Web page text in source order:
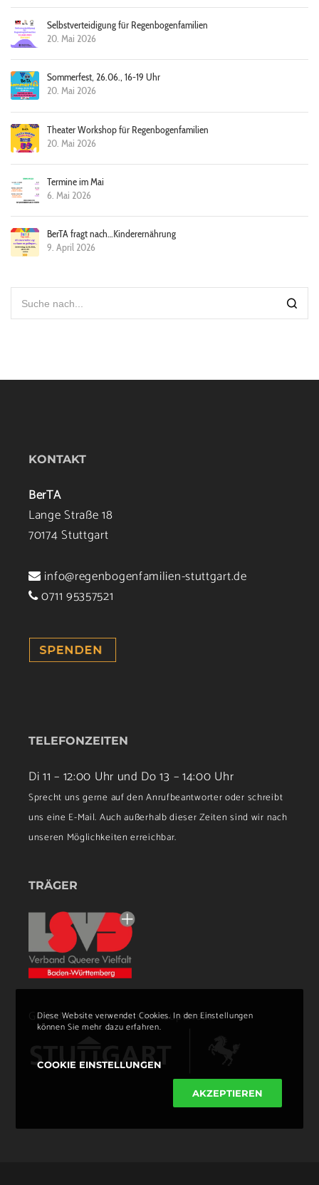
Selbstverteidigung für Regenbogenfamilien
20. Mai 2026
Sommerfest, 26.06., 16-19 Uhr
20. Mai 2026
Theater Workshop für Regenbogenfamilien
20. Mai 2026
Termine im Mai
6. Mai 2026
BerTA fragt nach…Kinderernährung
9. April 2026
KONTAKT
BerTA
Lange Straße 18
70174 Stuttgart
info@regenbogenfamilien-stuttgart.de
0711 95357521
TELEFONZEITEN
Di 11 – 12:00 Uhr und Do 13 – 14:00 Uhr
Sprecht uns gerne auf den Anrufbeantworter oder schreibt
uns eine E-Mail. Auch außerhalb dieser Zeiten sind wir nach
unseren Möglichkeiten erreichbar.
TRÄGER
Gefördert von der Landeshauptstadt
Diese Website verwendet Cookies. In den Einstellungen
können Sie mehr dazu erfahren.
COOKIE EINSTELLUNGEN
AKZEPTIEREN